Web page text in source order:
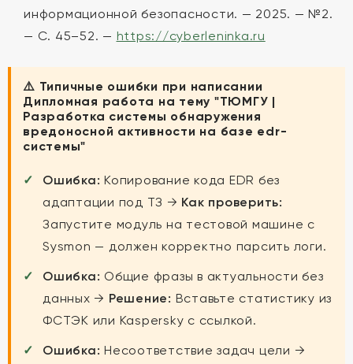
информационной безопасности. — 2025. — №2.
— С. 45–52. — https://cyberleninka.ru
⚠️ Типичные ошибки при написании
Дипломная работа на тему "ТЮМГУ |
Разработка системы обнаружения
вредоносной активности на базе еdr-
системы"
Ошибка: Копирование кода EDR без
адаптации под ТЗ → Как проверить:
Запустите модуль на тестовой машине с
Sysmon — должен корректно парсить логи.
Ошибка: Общие фразы в актуальности без
данных → Решение: Вставьте статистику из
ФСТЭК или Kaspersky с ссылкой.
Ошибка: Несоответствие задач цели →